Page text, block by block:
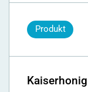
Produkt